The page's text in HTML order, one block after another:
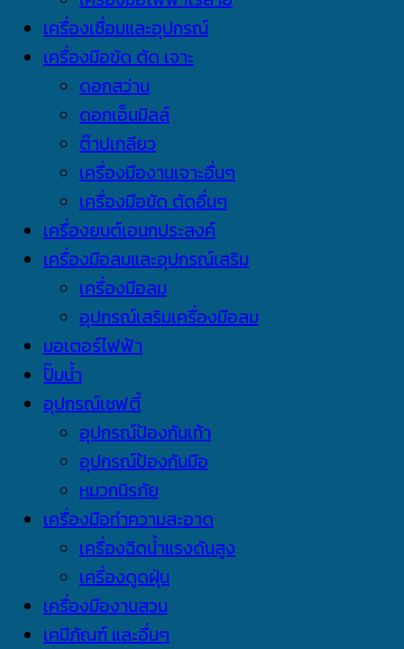
เครื่องเชื่อมและอุปกรณ์
เครื่องมือขัด ตัด เจาะ
ดอกสว่าน
ดอกเอ็นมิลล์
ต๊าปเกลียว
เครื่องมืองานเจาะอื่นๆ
เครื่องมือขัด ตัดอื่นๆ
เครื่องยนต์เอนกประสงค์
เครื่องมือลมและอุปกรณ์เสริม
เครื่องมือลม
อุปกรณ์เสริมเครื่องมือลม
มอเตอร์ไฟฟ้า
ปั๊มน้ำ
อุปกรณ์เซฟตี้
อุปกรณ์ป้องกันเท้า
อุปกรณ์ป้องกันมือ
หมวกนิรภัย
เครื่องมือทำความสะอาด
เครื่องฉีดน้ำแรงดันสูง
เครื่องดูดฝุ่น
เครื่องมืองานสวน
เคมีภัณฑ์ และอื่นๆ